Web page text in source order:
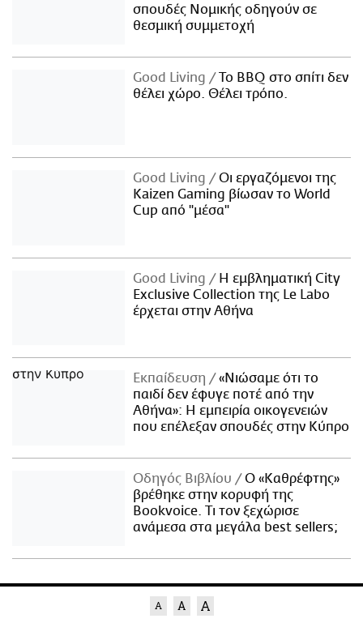
σπουδές Νομικής οδηγούν σε
θεσμική συμμετοχή
Good Living
Το BBQ στο σπίτι δεν
θέλει χώρο. Θέλει τρόπο.
Good Living
Οι εργαζόμενοι της
Kaizen Gaming βίωσαν το World
Cup από "μέσα"
Good Living
Η εμβληματική City
Exclusive Collection της Le Labo
έρχεται στην Αθήνα
Εκπαίδευση
«Νιώσαμε ότι το
παιδί δεν έφυγε ποτέ από την
Αθήνα»: Η εμπειρία οικογενειών
που επέλεξαν σπουδές στην Κύπρο
Οδηγός Βιβλίου
Ο «Καθρέφτης»
βρέθηκε στην κορυφή της
Bookvoice. Τι τον ξεχώρισε
ανάμεσα στα μεγάλα best sellers;